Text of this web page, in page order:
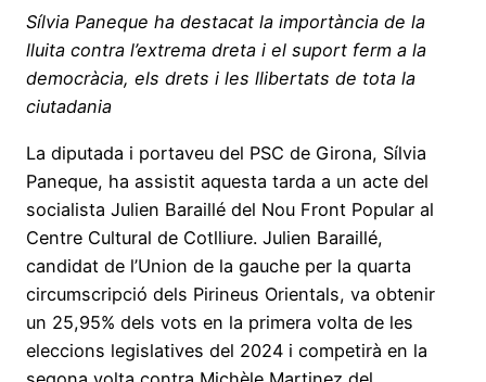
Sílvia Paneque ha destacat la importància de la
lluita contra l’extrema dreta i el suport ferm a la
democràcia, els drets i les llibertats de tota la
ciutadania
La diputada i portaveu del PSC de Girona, Sílvia
Paneque, ha assistit aquesta tarda a un acte del
socialista Julien Baraillé del Nou Front Popular al
Centre Cultural de Cotlliure. Julien Baraillé,
candidat de l’Union de la gauche per la quarta
circumscripció dels Pirineus Orientals, va obtenir
un 25,95% dels vots en la primera volta de les
eleccions legislatives del 2024 i competirà en la